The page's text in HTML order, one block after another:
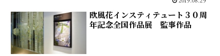
欧風花インスティテュート３０周
年記念全国作品展 監事作品